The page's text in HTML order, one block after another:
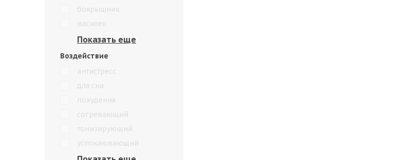
боярышник
василек
Воздействие
антистресс
для сна
похудения
согревающий
тонизирующий
успокаювающий